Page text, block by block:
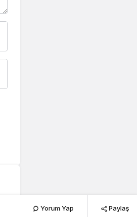
Yorum Yap Paylaş